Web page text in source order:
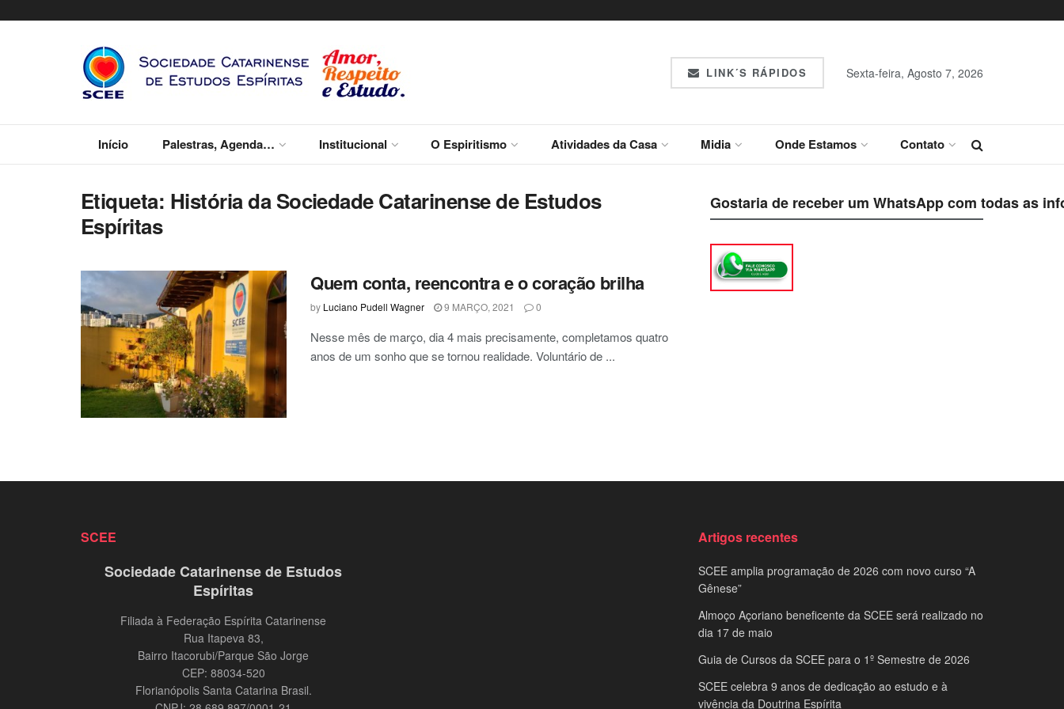
LINK´S RÁPIDOS Sexta-feira, Agosto 7, 2026
Início Palestras, Agenda… Institucional O Espiritismo Atividades da Casa Midia Onde Estamos Contato
Etiqueta: História da Sociedade Catarinense de Estudos
Espíritas
Quem conta, reencontra e o coração brilha
by Luciano Pudell Wagner 9 MARÇO, 2021 0
Nesse mês de março, dia 4 mais precisamente, completamos quatro
anos de um sonho que se tornou realidade. Voluntário de ...
Gostaria de receber um WhatsApp com todas as
SCEE
Sociedade Catarinense de Estudos
Espíritas
Filiada à Federação Espírita Catarinense
Rua Itapeva 83,
Bairro Itacorubi/Parque São Jorge
CEP: 88034-520
Florianópolis Santa Catarina Brasil.
Artigos recentes
SCEE amplia programação de 2026 com novo curso “A
Gênese”
Almoço Açoriano beneficente da SCEE será realizado no
dia 17 de maio
Guia de Cursos da SCEE para o 1º Semestre de 2026
SCEE celebra 9 anos de dedicação ao estudo e à
vivência da Doutrina Espírita